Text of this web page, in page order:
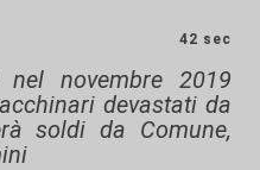
42 sec
novembre 2019
devastati da
soldi da Comune,